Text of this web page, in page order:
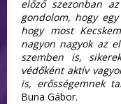
előző szezonban
gondolom, hogy
hogy most
nagyon nagyok az
szemben is,
védőként aktív
is, erősségemnek
Buna Gábor.